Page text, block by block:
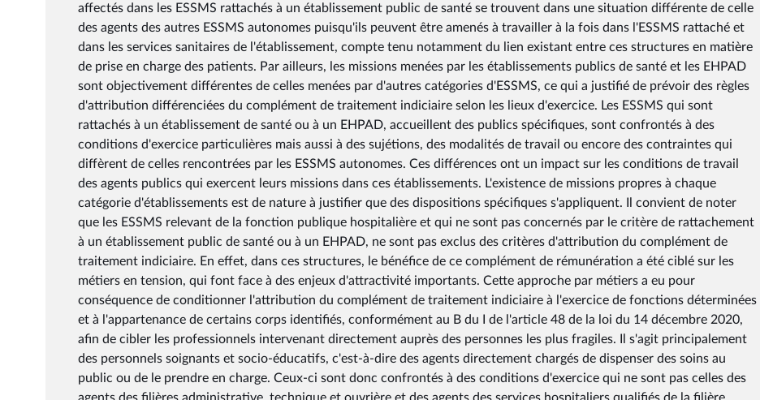
affectés dans les ESSMS rattachés à un établissement public de santé se trouvent dans une situation différente de celle
des agents des autres ESSMS autonomes puisqu'ils peuvent être amenés à travailler à la fois dans l'ESSMS rattaché et
dans les services sanitaires de l'établissement, compte tenu notamment du lien existant entre ces structures en matière
de prise en charge des patients. Par ailleurs, les missions menées par les établissements publics de santé et les EHPAD
sont objectivement différentes de celles menées par d'autres catégories d'ESSMS, ce qui a justifié de prévoir des règles
d'attribution différenciées du complément de traitement indiciaire selon les lieux d'exercice. Les ESSMS qui sont
rattachés à un établissement de santé ou à un EHPAD, accueillent des publics spécifiques, sont confrontés à des
conditions d'exercice particulières mais aussi à des sujétions, des modalités de travail ou encore des contraintes qui
diffèrent de celles rencontrées par les ESSMS autonomes. Ces différences ont un impact sur les conditions de travail
des agents publics qui exercent leurs missions dans ces établissements. L'existence de missions propres à chaque
catégorie d'établissements est de nature à justifier que des dispositions spécifiques s'appliquent. Il convient de noter
que les ESSMS relevant de la fonction publique hospitalière et qui ne sont pas concernés par le critère de rattachement
à un établissement public de santé ou à un EHPAD, ne sont pas exclus des critères d'attribution du complément de
traitement indiciaire. En effet, dans ces structures, le bénéfice de ce complément de rémunération a été ciblé sur les
métiers en tension, qui font face à des enjeux d'attractivité importants. Cette approche par métiers a eu pour
conséquence de conditionner l'attribution du complément de traitement indiciaire à l'exercice de fonctions déterminées
et à l'appartenance de certains corps identifiés, conformément au B du I de l'article 48 de la loi du 14 décembre 2020,
afin de cibler les professionnels intervenant directement auprès des personnes les plus fragiles. Il s'agit principalement
des personnels soignants et socio-éducatifs, c'est-à-dire des agents directement chargés de dispenser des soins au
public ou de le prendre en charge. Ceux-ci sont donc confrontés à des conditions d'exercice qui ne sont pas celles des